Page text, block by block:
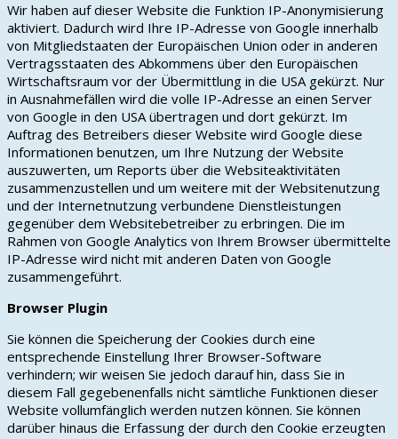
Wir haben auf dieser Website die Funktion IP-Anonymisierung
aktiviert. Dadurch wird Ihre IP-Adresse von Google innerhalb
von Mitgliedstaaten der Europäischen Union oder in anderen
Vertragsstaaten des Abkommens über den Europäischen
Wirtschaftsraum vor der Übermittlung in die USA gekürzt. Nur
in Ausnahmefällen wird die volle IP-Adresse an einen Server
von Google in den USA übertragen und dort gekürzt. Im
Auftrag des Betreibers dieser Website wird Google diese
Informationen benutzen, um Ihre Nutzung der Website
auszuwerten, um Reports über die Websiteaktivitäten
zusammenzustellen und um weitere mit der Websitenutzung
und der Internetnutzung verbundene Dienstleistungen
gegenüber dem Websitebetreiber zu erbringen. Die im
Rahmen von Google Analytics von Ihrem Browser übermittelte
IP-Adresse wird nicht mit anderen Daten von Google
zusammengeführt.
Browser Plugin
Sie können die Speicherung der Cookies durch eine
entsprechende Einstellung Ihrer Browser-Software
verhindern; wir weisen Sie jedoch darauf hin, dass Sie in
diesem Fall gegebenenfalls nicht sämtliche Funktionen dieser
Website vollumfänglich werden nutzen können. Sie können
darüber hinaus die Erfassung der durch den Cookie erzeugten